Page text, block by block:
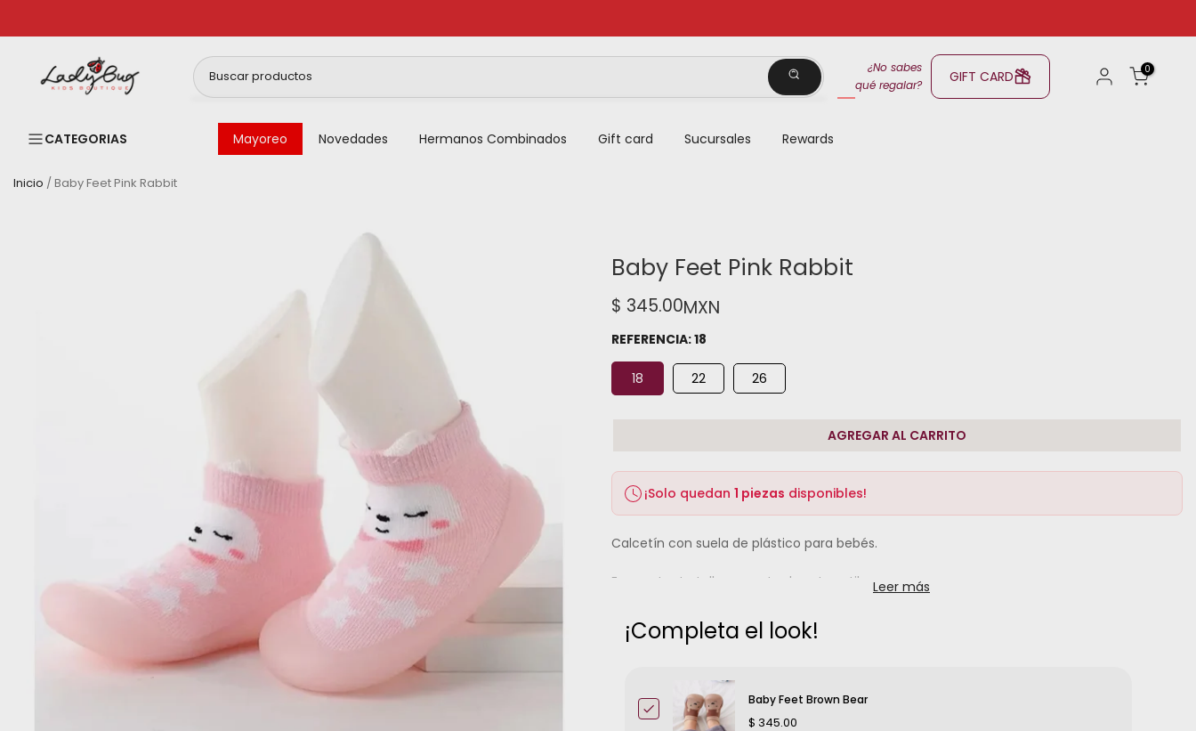
al
¿No sabes
qué regalar?
GIFT CARD 0
CATEGORIAS Mayoreo Novedades Hermanos Combinados Gift card Sucursales Rewards
Inicio / Baby Feet Pink Rabbit
Baby Feet Pink Rabbit
$ 345.00MXN
REFERENCIA:18
18 22 26
AGREGAR AL CARRITO
¡Solo quedan 1 piezas disponibles!
Calcetín con suela de plástico para bebés.
Encuentra tu talla correcta de este estilo:
EL NÚMERO EN LA SUELA ES SOLO REFERENCIA, NO ES LA TALLA.
Referencia 20 = 12.5 cm.
Leer más
¡Completa el look!
Baby Feet Brown Bear
$ 345.00